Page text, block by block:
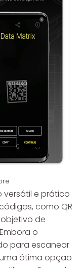
versátil e prático
como QR
de
o
para escanear
ótima opção